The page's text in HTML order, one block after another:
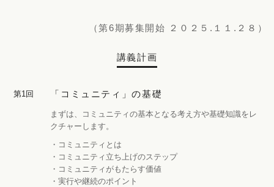
（第6期募集開始 ２０２５.１１.２８）
講義計画
第1回 「コミュニティ」の基礎
まずは、コミュニティの基本となる考え方や基礎知識をレ
クチャーします。
・コミュニティとは
・コミュニティ立ち上げのステップ
・コミュニティがもたらす価値
・実行や継続のポイント